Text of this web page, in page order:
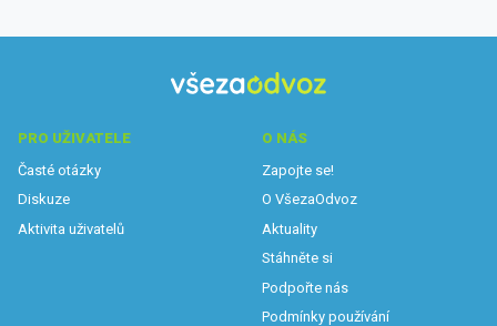
PRO UŽIVATELE
Časté otázky
Diskuze
Aktivita uživatelů
O NÁS
Zapojte se!
O VšezaOdvoz
Aktuality
Stáhněte si
Podpořte nás
Podmínky používání